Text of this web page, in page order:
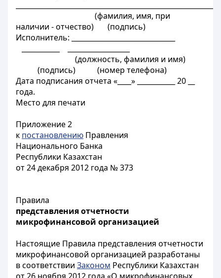
(фамилия, имя, при
наличии - отчество) (подпись)
Исполнитель: ______________________________
(должность, фамилия и имя)
(подпись) (номер телефона)
Дата подписания отчета «____» ___________ 20 __
года.
Место для печати
Приложение 2
к постановлению Правления
Национального Банка
Республики Казахстан
от 24 декабря 2012 года № 373
Правила
представления отчетности
микрофинансовой организацией
Настоящие Правила представления отчетности
микрофинансовой организацией разработаны
в соответствии Законом Республики Казахстан